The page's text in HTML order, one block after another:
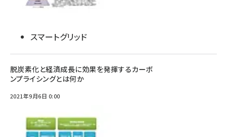
スマートグリッド
脱炭素化と経済成長に効果を発揮するカーボ
ンプライシングとは何か
2021年9月6日 0:00